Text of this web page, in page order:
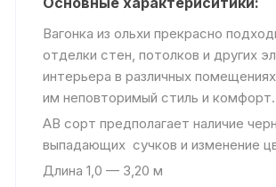
Вагонка из ольхи прекрасно
отделки стен, потолков и других
интерьера в различных
им неповторимый стиль и комфорт.
АВ сорт предполагает наличие
выпадающих сучков и изменение
Длина 1,0 — 3,20 м